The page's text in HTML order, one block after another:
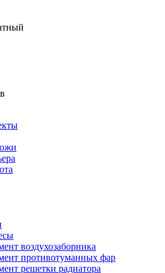
воздухозаборника
противотуманных фар
решетки радиатора